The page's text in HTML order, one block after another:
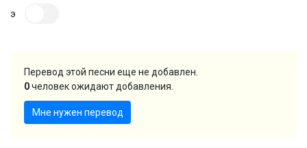
э
Перевод этой песни еще не добавлен.
0человек ожидают добавления.
Мне нужен перевод